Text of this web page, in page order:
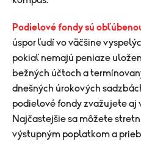
Podielové fondy sú
úspor ľudí vo väčšine
pokiaľ nemajú peniaze
bežných účtoch a
dnešných úrokových
podielové fondy zvažujete aj
Najčastejšie sa môžete
výstupným poplatkom a